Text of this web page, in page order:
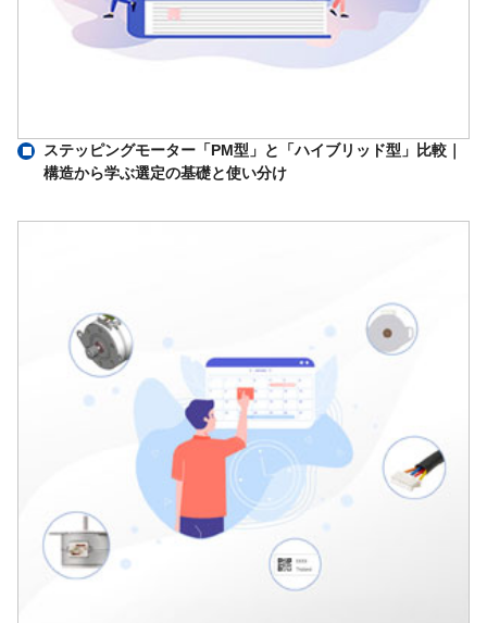
ステッピングモーター「PM型」と「ハイブリッド型」比較｜
構造から学ぶ選定の基礎と使い分け